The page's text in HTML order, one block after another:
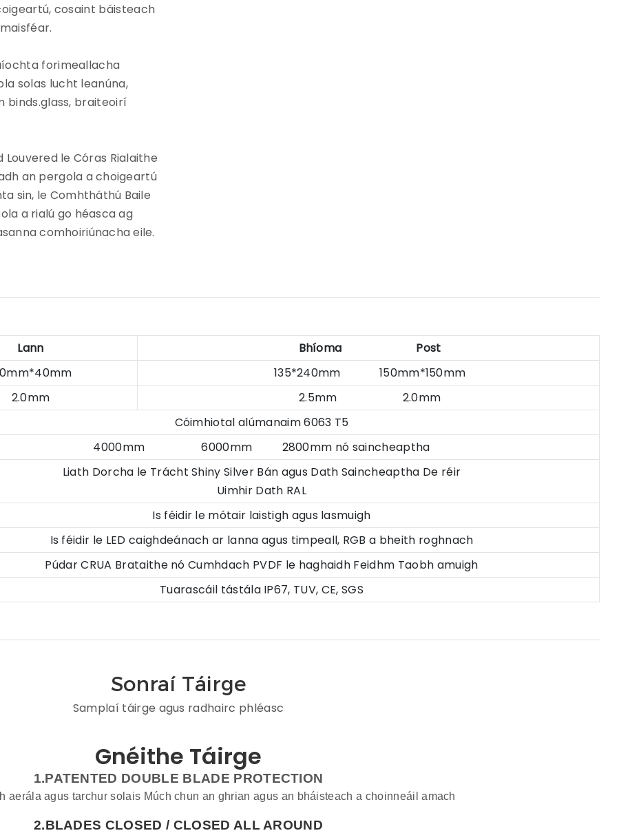
cosaint báisteach
forimeallacha
solas lucht leanúna,
binds.glass, braiteoirí
le Córas Rialaithe
an pergola a choigeartú
sin, le Comhtháthú Baile
a rialú go héasca ag
comhoiriúnacha eile.
Lann Bhíoma
Post
135*240mm 150mm*150mm
2.0mm
2.5mm 2.0mm
Cóimhiotal alúmanaim 6063 T5
4000mm 6000mm 2800mm nó saincheaptha
Liath Dorcha le Trácht Shiny Silver Bán agus Dath Saincheaptha De réir
Uimhir Dath RAL
Is féidir le mótair laistigh agus lasmuigh
Is féidir le LED caighdeánach ar lanna agus timpeall, RGB a bheith roghnach
Púdar CRUA Brataithe nó Cumhdach PVDF le haghaidh Feidhm Taobh amuigh
Tuarascáil tástála IP67, TUV, CE, SGS
Sonraí Táirge
Samplaí táirge agus radhairc phléasc
Gnéithe Táirge
1.PATENTED DOUBLE BLADE PROTECTION
aerála agus tarchur solais Múch chun an ghrian agus an bháisteach a choinneáil amach
2.BLADES CLOSED / CLOSED ALL AROUND